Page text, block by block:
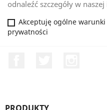
odnaleźć szczegóły w
Akceptuję ogólne
prywatności